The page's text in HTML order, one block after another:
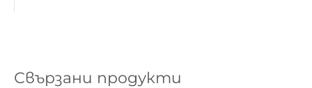
Свързани продукти